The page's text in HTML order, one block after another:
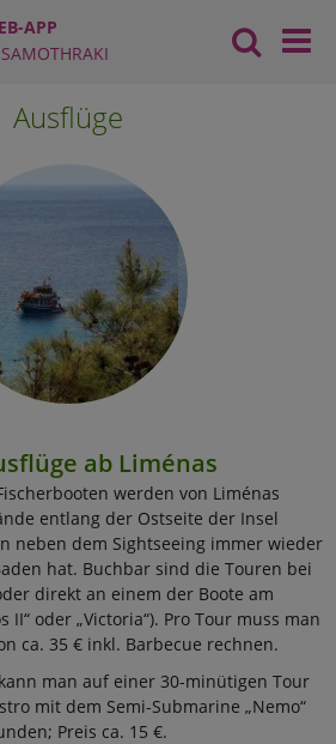
APP
Ausflüge
ab Liménas
werden von Liménas
entlang der Ostseite der Insel
neben dem Sightseeing immer wieder
hat. Buchbar sind die Touren bei
direkt an einem der Boote am
II“ oder „Victoria“). Pro Tour muss man
ca. 35 € inkl. Barbecue rechnen.
man auf einer 30-minütigen Tour
mit dem Semi-Submarine „Nemo“
Preis ca. 15 €.